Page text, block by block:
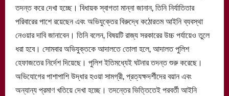
তদন্ত করে দেখা হচ্ছে। বিধায়ক স্বাগতা মান্না জানান, তিনি নির্যাতিতার
পরিবারের পাশে রয়েছেন এবং অভিযুক্তের বিরুদ্ধে কঠোরতম আইনি ব্যবস্থা
নেওয়ার দাবি জানাবেন। তিনি বলেন, বিষয়টি রাজ্য সরকারের উচ্চ পর্যায়েও তুলে
ধরা হবে। সোমবার অভিযুক্তকে আদালতে তোলা হলে, আদালত পুলিশ
হেফাজতের নির্দেশ দিয়েছে। পুলিশ ইতিমধ্যেই ঘটনার তদন্ত শুরু করেছে।
অভিযোগের পাশাপাশি উদ্ধার হওয়া সামগ্রী, প্রত্যক্ষদর্শীদের বয়ান এবং
অন্যান্য প্রমাণ খতিয়ে দেখা হচ্ছে। তদন্তের ভিত্তিতেই পরবর্তী আইনি